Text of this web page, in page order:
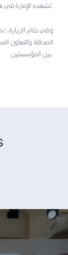
وفي ختام الزيارة، تم
الصداقة والتعاون